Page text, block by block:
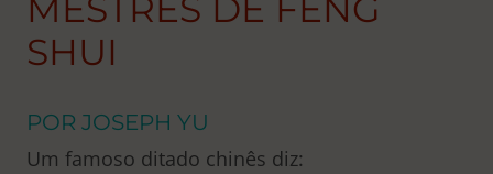
MESTRES DE FENG
SHUI
POR JOSEPH YU
Um famoso ditado chinês diz: